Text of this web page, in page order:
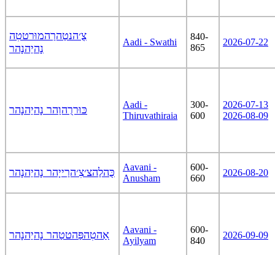
צֻ׳הנטַהרַהמוּרטטִה
נָהיַהנָהר
Aadi - Swathi
840-
865
2026-07-22
כּוּררֻהוַהר נָהיַהנָהר
Aadi -
Thiruvathiraia
300-
600
2026-07-13
2026-08-09
כֻּהלַהצ׳צִ׳הרַייָהר נָהיַהנָהר
Aavani -
Anusham
600-
660
2026-08-20
אַהטִהפַּהטטַהר נָהיַהנָהר
Aavani -
Ayilyam
600-
840
2026-09-09